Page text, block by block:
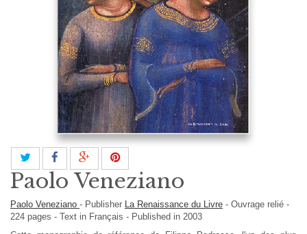
Paolo Veneziano
Paolo Veneziano - Publisher La Renaissance du Livre - Ouvrage relié -
224 pages - Text in Français - Published in 2003